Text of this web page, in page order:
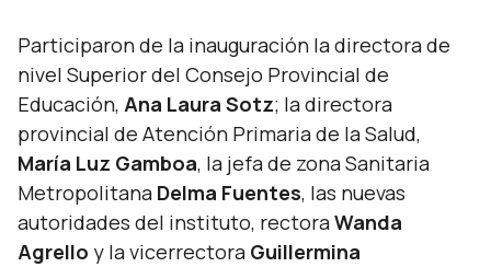
Participaron de la inauguración la directora de
nivel Superior del Consejo Provincial de
Educación, Ana Laura Sotz; la directora
provincial de Atención Primaria de la Salud,
María Luz Gamboa, la jefa de zona Sanitaria
Metropolitana Delma Fuentes, las nuevas
autoridades del instituto, rectoraWanda
Agrello y la vicerrectora Guillermina